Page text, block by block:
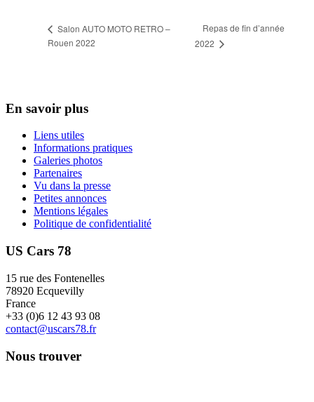
Salon AUTO MOTO RETRO –
Rouen 2022
Repas de fin d’année
2022
En savoir plus
Liens utiles
Informations pratiques
Galeries photos
Partenaires
Vu dans la presse
Petites annonces
Mentions légales
Politique de confidentialité
US Cars 78
15 rue des Fontenelles
78920 Ecquevilly
France
+33 (0)6 12 43 93 08
contact@uscars78.fr
Nous trouver